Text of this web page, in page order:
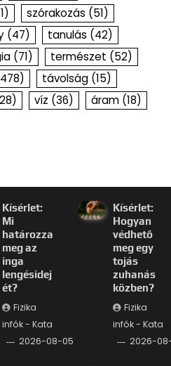
szórakozás (51)
(47) tanulás (42)
(71) természet (52)
távolság (15)
víz (36) áram (18)
Kísérlet:
Mi
határozza
meg az
inga
lengésidej
ét?
Fizika
infók - Kata
2026-08-05
Kísérlet:
Hogyan
védhető
meg egy
tojás
zuhanás
közben?
Fizika
infók - Kata
2026-